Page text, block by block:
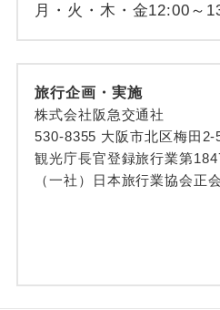
月・火・木・金12:00～
旅行企画・実施
株式会社阪急交通社
530-8355 大阪市北区梅田
観光庁長官登録旅行業第
（一社）日本旅行業協会正